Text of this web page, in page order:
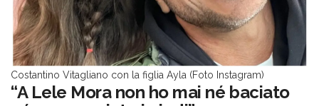
Costantino Vitagliano con la figlia Ayla (Foto Instagram)
“A Lele Mora non ho mai né baciato